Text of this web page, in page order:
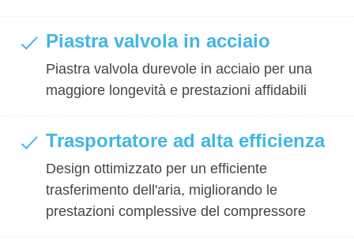
Piastra valvola in acciaio
Piastra valvola durevole in acciaio per una
maggiore longevità e prestazioni affidabili
Trasportatore ad alta efficienza
Design ottimizzato per un efficiente
trasferimento dell'aria, migliorando le
prestazioni complessive del compressore